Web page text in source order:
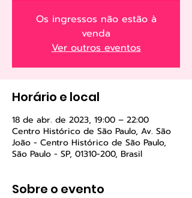
Os ingressos não estão à
venda
Ver outros eventos
Horário e local
18 de abr. de 2023, 19:00 – 22:00
Centro Histórico de São Paulo, Av. São
João - Centro Histórico de São Paulo,
São Paulo - SP, 01310-200, Brasil
Sobre o evento